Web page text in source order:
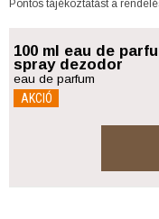
Pontos tájékoztatást a
100 ml eau de
spray dezodor
eau de parfum
AKCIÓ